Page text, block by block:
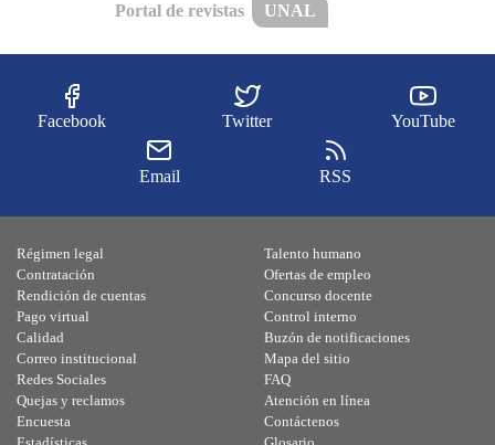
Portal de revistas UNAL
Facebook Twitter YouTube
Email RSS
Régimen legal
Contratación
Rendición de cuentas
Pago virtual
Calidad
Talento humano
Ofertas de empleo
Concurso docente
Control interno
Buzón de notificaciones
Correo institucional
Redes Sociales
Quejas y reclamos
Encuesta
Mapa del sitio
FAQ
Atención en línea
Contáctenos